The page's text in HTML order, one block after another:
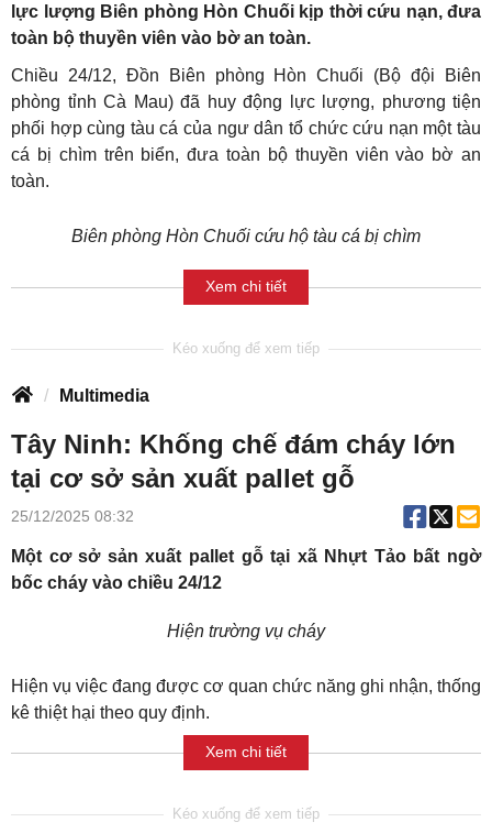
lực lượng Biên phòng Hòn Chuối kịp thời cứu nạn, đưa
toàn bộ thuyền viên vào bờ an toàn.
Chiều 24/12, Đồn Biên phòng Hòn Chuối (Bộ đội Biên
phòng tỉnh Cà Mau) đã huy động lực lượng, phương tiện
phối hợp cùng tàu cá của ngư dân tổ chức cứu nạn một tàu
cá bị chìm trên biển, đưa toàn bộ thuyền viên vào bờ an
toàn.
Biên phòng Hòn Chuối cứu hộ tàu cá bị chìm
Xem chi tiết
Multimedia
Tây Ninh: Khống chế đám cháy lớn
tại cơ sở sản xuất pallet gỗ
25/12/2025 08:32
Một cơ sở sản xuất pallet gỗ tại xã Nhựt Tảo bất ngờ
bốc cháy vào chiều 24/12
Hiện trường vụ cháy
Hiện vụ việc đang được cơ quan chức năng ghi nhận, thống
kê thiệt hại theo quy định.
Xem chi tiết